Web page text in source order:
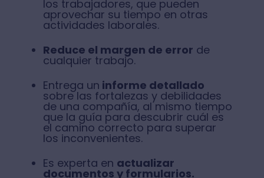
los trabajadores, que pueden
aprovechar su tiempo en otras
actividades laborales.
Reduce el margen de error de
cualquier trabajo.
Entrega un informe detallado
sobre las fortalezas y debilidades
de una compañía, al mismo tiempo
que la guía para descubrir cuál es
el camino correcto para superar
los inconvenientes.
Es experta en actualizar
documentos y formularios.